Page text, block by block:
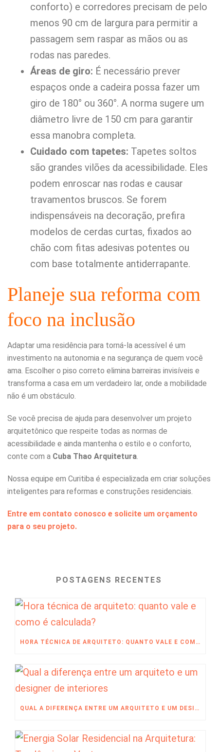
conforto) e corredores precisam de pelo
menos 90 cm de largura para permitir a
passagem sem raspar as mãos ou as
rodas nas paredes.
Áreas de giro: É necessário prever
espaços onde a cadeira possa fazer um
giro de 180° ou 360°. A norma sugere um
diâmetro livre de 150 cm para garantir
essa manobra completa.
Cuidado com tapetes: Tapetes soltos
são grandes vilões da acessibilidade. Eles
podem enroscar nas rodas e causar
travamentos bruscos. Se forem
indispensáveis na decoração, prefira
modelos de cerdas curtas, fixados ao
chão com fitas adesivas potentes ou
com base totalmente antiderrapante.
Planeje sua reforma com
foco na inclusão
Adaptar uma residência para torná-la acessível é um
investimento na autonomia e na segurança de quem você
ama. Escolher o piso correto elimina barreiras invisíveis e
transforma a casa em um verdadeiro lar, onde a mobilidade
não é um obstáculo.
Se você precisa de ajuda para desenvolver um projeto
arquitetônico que respeite todas as normas de
acessibilidade e ainda mantenha o estilo e o conforto,
conte com a Cuba Thao Arquitetura.
Nossa equipe em Curitiba é especializada em criar soluções
inteligentes para reformas e construções residenciais.
Entre em contato conosco e solicite um orçamento
para o seu projeto.
POSTAGENS RECENTES
HORA TÉCNICA DE ARQUITETO: QUANTO VALE E COMO É CALCULADA?
QUAL A DIFERENÇA ENTRE UM ARQUITETO E UM DESIGNER DE INTERIORES